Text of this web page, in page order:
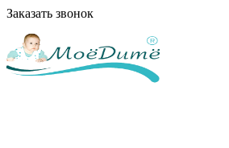
Заказать звонок